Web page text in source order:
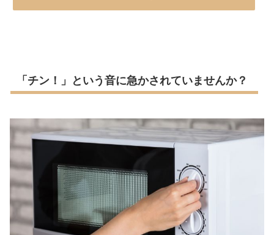
「チン！」という音に急かされていませんか？